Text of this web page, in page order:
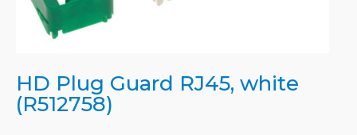
HD Plug Guard RJ45, white
(R512758)